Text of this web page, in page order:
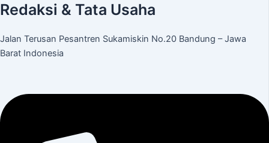
Redaksi & Tata Usaha
Jalan Terusan Pesantren Sukamiskin No.20 Bandung – Jawa
Barat Indonesia